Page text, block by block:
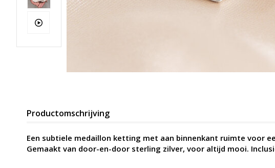
Productomschrijving
Een subtiele medaillon ketting met aan binnenkant ruimte voor
Gemaakt van door-en-door sterling zilver, voor altijd mooi.